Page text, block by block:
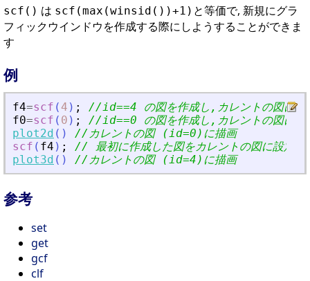
scf() は scf(max(winsid())+1) と等価で, 新規にグラ
フィックウインドウを作成する際にしようすることができま
す
例
f4=scf ( 4 ) ;
//id==4 の図を作成し,カレントの図に設
f0=scf ( 0 ) ;
//id==0 の図を作成し,カレントの図に設
plot2d ( )
//カレントの図 (id=0)に描画
scf ( f4 ) ;
// 最初に作成した図をカレントの図に設定
plot3d ( ) //カレントの図 (id=4)に描画
参考
set
get
gcf
clf